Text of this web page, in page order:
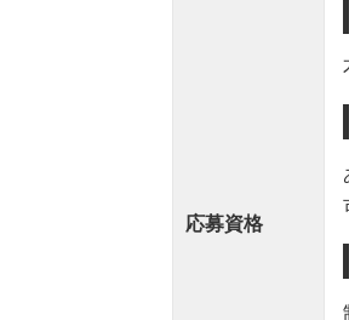
応募資格